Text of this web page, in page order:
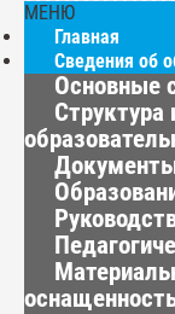
МЕНЮ
Главная
Сведения об
Основные
Структура